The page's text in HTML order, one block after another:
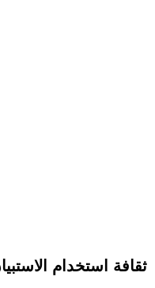
ثقافة استخدام